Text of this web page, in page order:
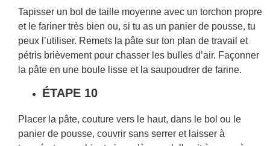
Tapisser un bol de taille moyenne avec un torchon propre
et le fariner très bien ou, si tu as un panier de pousse, tu
peux l’utiliser. Remets la pâte sur ton plan de travail et
pétris brièvement pour chasser les bulles d’air. Façonner
la pâte en une boule lisse et la saupoudrer de farine.
ÉTAPE 10
Placer la pâte, couture vers le haut, dans le bol ou le
panier de pousse, couvrir sans serrer et laisser à